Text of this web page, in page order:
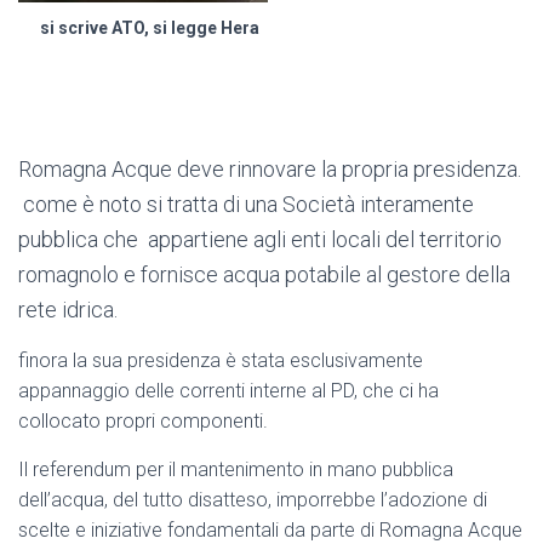
si scrive ATO, si legge Hera
Romagna Acque deve rinnovare la propria presidenza.
come è noto si tratta di una Società interamente
pubblica che appartiene agli enti locali del territorio
romagnolo e fornisce acqua potabile al gestore della
rete idrica.
finora la sua presidenza è stata esclusivamente
appannaggio delle correnti interne al PD, che ci ha
collocato propri componenti.
Il referendum per il mantenimento in mano pubblica
dell’acqua, del tutto disatteso, imporrebbe l’adozione di
scelte e iniziative fondamentali da parte di Romagna Acque